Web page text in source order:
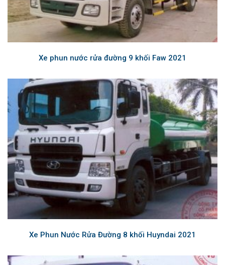
Xe phun nước rửa đường 9 khối Faw 2021
Xe Phun Nước Rửa Đường 8 khối Huyndai 2021